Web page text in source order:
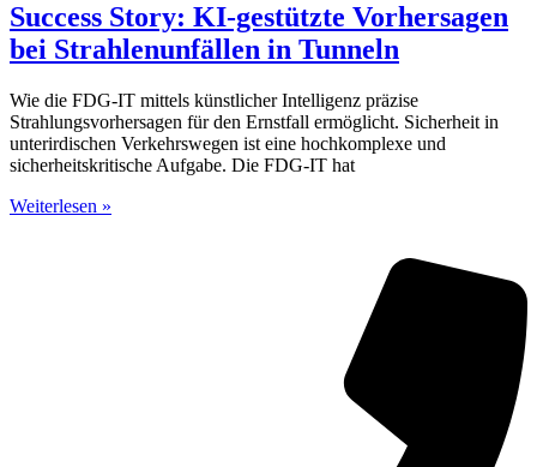
Success Story: KI-gestützte Vorhersagen
bei Strahlenunfällen in Tunneln
Wie die FDG-IT mittels künstlicher Intelligenz präzise
Strahlungsvorhersagen für den Ernstfall ermöglicht. Sicherheit in
unterirdischen Verkehrswegen ist eine hochkomplexe und
sicherheitskritische Aufgabe. Die FDG-IT hat
Weiterlesen »